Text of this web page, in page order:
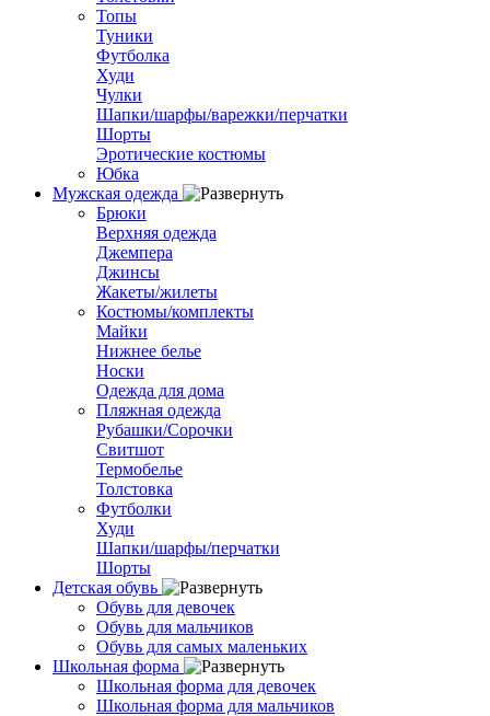
Топы
Туники
Футболка
Худи
Чулки
Шапки/шарфы/варежки/перчатки
Шорты
Эротические костюмы
Юбка
Мужская одежда
Брюки
Верхняя одежда
Джемпера
Джинсы
Жакеты/жилеты
Костюмы/комплекты
Майки
Нижнее белье
Носки
Одежда для дома
Пляжная одежда
Рубашки/Сорочки
Свитшот
Термобелье
Толстовка
Футболки
Худи
Шапки/шарфы/перчатки
Шорты
Детская обувь
Обувь для девочек
Обувь для мальчиков
Обувь для самых маленьких
Школьная форма
Школьная форма для девочек
Школьная форма для мальчиков